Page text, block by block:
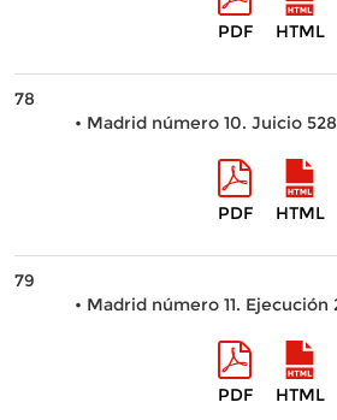
PDF HTML
78
• Madrid número 10. Juicio
PDF HTML
79
• Madrid número 11. Ejecución
PDF HTML